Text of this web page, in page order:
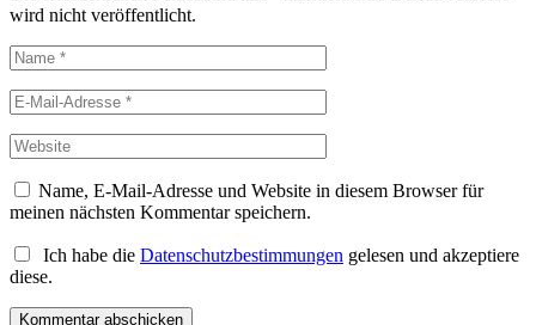
wird nicht veröffentlicht.
Name, E-Mail-Adresse und Website in diesem Browser für
meinen nächsten Kommentar speichern.
Ich habe die Datenschutzbestimmungen gelesen und akzeptiere
diese.